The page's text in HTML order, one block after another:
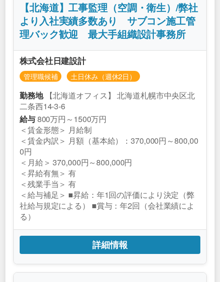
【北海道】工事監理（空調・衛生）/弊社
より入社実績多数あり サブコン施工管
理バック歓迎 最大手組織設計事務所
株式会社日建設計
管理職候補 土日休み（週休2日）
勤務地【北海道オフィス】 北海道札幌市中央区北
二条西14-3-6
給与800万円～1500万円
＜賃金形態＞ 月給制
＜賃金内訳＞ 月額（基本給）：370,000円～800,00
0円
＜月給＞ 370,000円～800,000円
＜昇給有無＞ 有
＜残業手当＞ 有
＜給与補足＞ ■昇給：年1回の評価により決定（弊
社給与規定による） ■賞与：年2回（会社業績によ
る）
詳細情報